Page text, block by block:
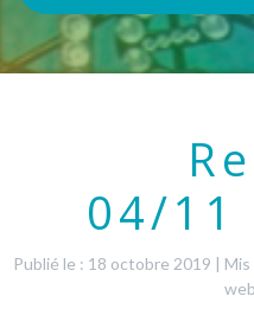
04/11
Publié le : 18 octobre 2019 |